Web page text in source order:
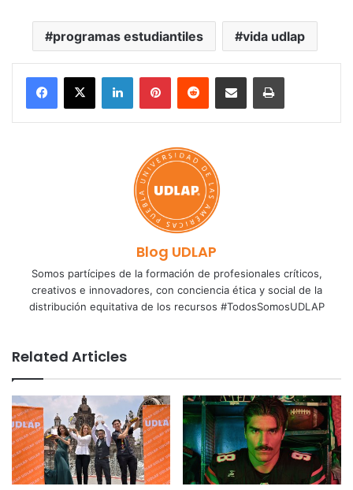
programas estudiantiles vida udlap
LinkedInPinterestReddit Share via Email Print
Blog UDLAP
Somos partícipes de la formación de profesionales críticos,
creativos e innovadores, con conciencia ética y social de la
distribución equitativa de los recursos #TodosSomosUDLAP
Related Articles